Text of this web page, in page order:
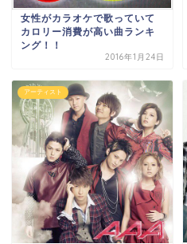
女性がカラオケで歌っていて
カロリー消費が高い曲ランキ
ング！！
2016年1月24日
アーティスト